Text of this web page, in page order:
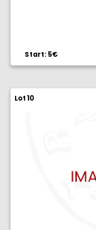
Start: 5€
Lot 10